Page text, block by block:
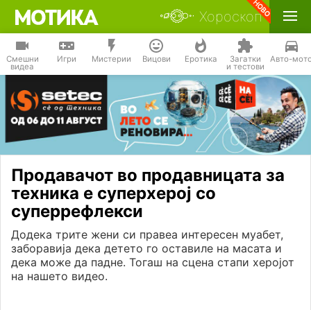
Хороскоп
Смешни
видеа
Игри Мистерии Вицови Еротика Загатки
и тестови
Авто-
Продавачот во продавницата за
техника е суперхерој со
суперрефлекси
Додека трите жени си правеа интересен муабет,
заборавија дека детето го оставиле на масата и
дека може да падне. Тогаш на сцена стапи херојот
на нашето видео.